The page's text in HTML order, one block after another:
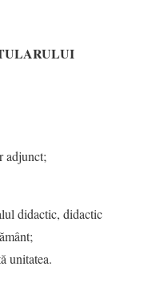
adjunct;
didactic, didactic
unitatea.